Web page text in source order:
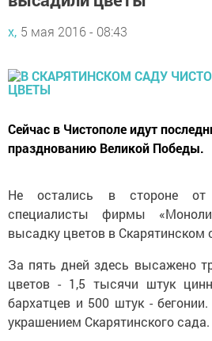
х, 5 мая 2016 - 08:43
Сейчас в Чистополе идут
празднованию Великой Победы.
Не остались в стороне
специалисты фирмы
высадку цветов в Скарятинском
За пять дней здесь высажено
цветов - 1,5 тысячи штук
бархатцев и 500 штук -
украшением Скарятинского сада.